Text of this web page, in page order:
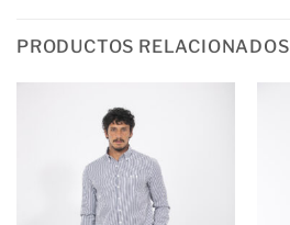
PRODUCTOS RELACIONADOS